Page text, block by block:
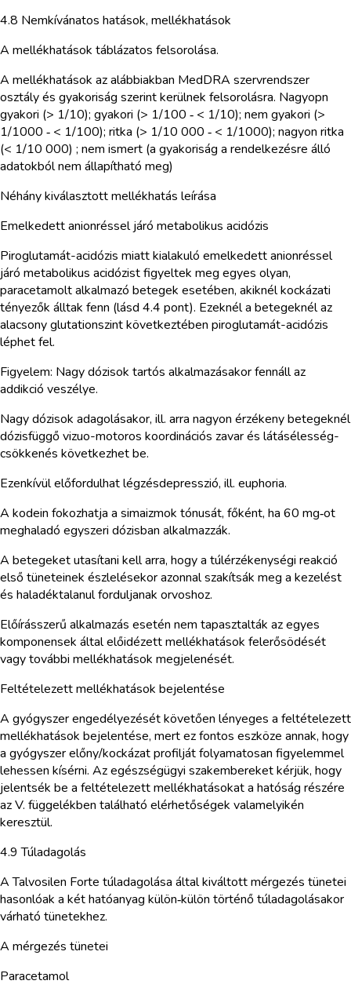
4.8 Nemkívánatos hatások, mellékhatások
A mellékhatások táblázatos felsorolása.
A mellékhatások az alábbiakban MedDRA szervrendszer
osztály és gyakoriság szerint kerülnek felsorolásra. Nagyopn
gyakori (> 1/10); gyakori (> 1/100 ‑ < 1/10); nem gyakori (>
1/1000 ‑ < 1/100); ritka (> 1/10 000 ‑ < 1/1000); nagyon ritka
(< 1/10 000) ; nem ismert (a gyakoriság a rendelkezésre álló
adatokból nem állapítható meg)
Néhány kiválasztott mellékhatás leírása
Emelkedett anionréssel járó metabolikus acidózis
Piroglutamát-acidózis miatt kialakuló emelkedett anionréssel
járó metabolikus acidózist figyeltek meg egyes olyan,
paracetamolt alkalmazó betegek esetében, akiknél kockázati
tényezők álltak fenn (lásd 4.4 pont). Ezeknél a betegeknél az
alacsony glutationszint következtében piroglutamát-acidózis
léphet fel.
Figyelem: Nagy dózisok tartós alkalmazásakor fennáll az
addikció veszélye.
Nagy dózisok adagolásakor, ill. arra nagyon érzékeny betegeknél
dózisfüggő vizuo-motoros koordinációs zavar és látásélesség-
csökkenés következhet be.
Ezenkívül előfordulhat légzésdepresszió, ill. euphoria.
A kodein fokozhatja a simaizmok tónusát, főként, ha 60 mg‑ot
meghaladó egyszeri dózisban alkalmazzák.
A betegeket utasítani kell arra, hogy a túlérzékenységi reakció
első tüneteinek észlelésekor azonnal szakítsák meg a kezelést
és haladéktalanul forduljanak orvoshoz.
Előírásszerű alkalmazás esetén nem tapasztalták az egyes
komponensek által előidézett mellékhatások felerősödését
vagy további mellékhatások megjelenését.
Feltételezett mellékhatások bejelentése
A gyógyszer engedélyezését követően lényeges a feltételezett
mellékhatások bejelentése, mert ez fontos eszköze annak, hogy
a gyógyszer előny/kockázat profilját folyamatosan figyelemmel
lehessen kísérni. Az egészségügyi szakembereket kérjük, hogy
jelentsék be a feltételezett mellékhatásokat a hatóság részére
az V. függelékben található elérhetőségek valamelyikén
keresztül.
4.9 Túladagolás
A Talvosilen Forte túladagolása által kiváltott mérgezés tünetei
hasonlóak a két hatóanyag külön‑külön történő túladagolásakor
várható tünetekhez.
A mérgezés tünetei
Paracetamol